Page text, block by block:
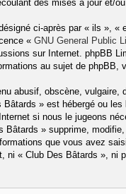
des mises à jour et/
ci-après par « ils »,
« GNU General Public
sur Internet. phpBB
au sujet de phpBB,
abusif, obscène,
» est hébergé ou
si nous le jugeons
» supprime,
que vous avez
ni « Club Des Bâtards »,